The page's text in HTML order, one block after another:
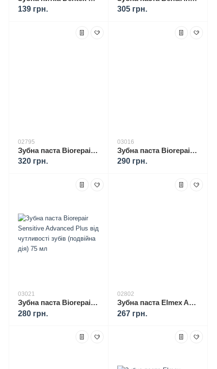
139 грн. 305 грн.
02795
Зубна паста Biorepair Active Shield "Активний захист від карієсу" без фтору (75 мл)
320 грн.
03016
Зубна паста Biorepair Pro White відбілююча 75 мл
290 грн.
03021
Зубна паста Biorepair Sensitive Advanced Plus від чутливості зубів (подвійна дія) 75 мл
280 грн.
02802
Зубна паста Elmex Anti-Caries Professional захист від карієсу – 75мл
267 грн.